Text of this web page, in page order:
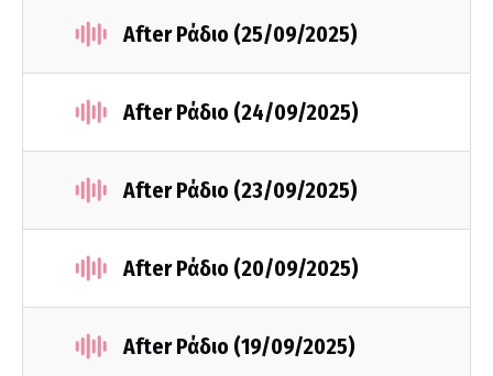
After Ράδιο (25/09/2025)
After Ράδιο (24/09/2025)
After Ράδιο (23/09/2025)
After Ράδιο (20/09/2025)
After Ράδιο (19/09/2025)